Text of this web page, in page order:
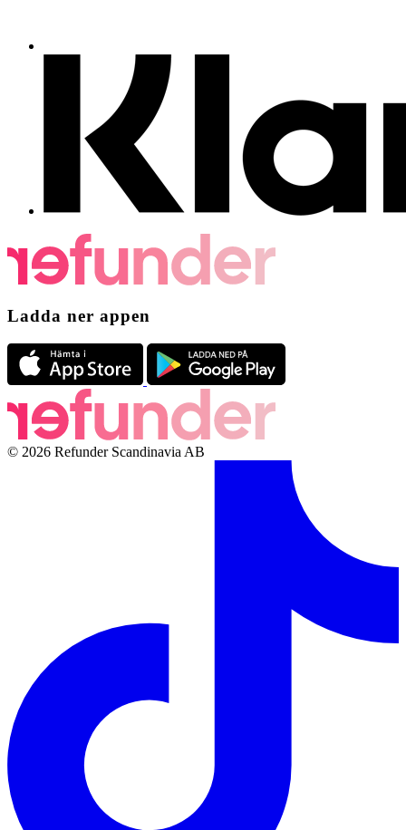
Ladda ner appen
© 2026 Refunder Scandinavia AB